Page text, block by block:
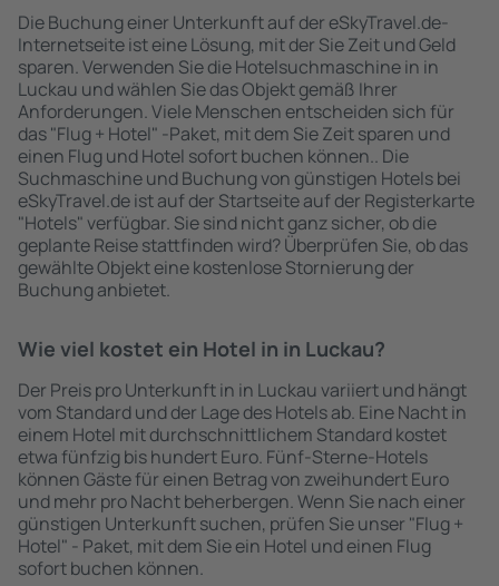
Die Buchung einer Unterkunft auf der eSkyTravel.de-
Internetseite ist eine Lösung, mit der Sie Zeit und Geld
sparen. Verwenden Sie die Hotelsuchmaschine in in
Luckau und wählen Sie das Objekt gemäß Ihrer
Anforderungen. Viele Menschen entscheiden sich für
das "Flug + Hotel" -Paket, mit dem Sie Zeit sparen und
einen Flug und Hotel sofort buchen können.. Die
Suchmaschine und Buchung von günstigen Hotels bei
eSkyTravel.de ist auf der Startseite auf der Registerkarte
"Hotels" verfügbar. Sie sind nicht ganz sicher, ob die
geplante Reise stattfinden wird? Überprüfen Sie, ob das
gewählte Objekt eine kostenlose Stornierung der
Buchung anbietet.
Wie viel kostet ein Hotel in in Luckau?
Der Preis pro Unterkunft in in Luckau variiert und hängt
vom Standard und der Lage des Hotels ab. Eine Nacht in
einem Hotel mit durchschnittlichem Standard kostet
etwa fünfzig bis hundert Euro. Fünf-Sterne-Hotels
können Gäste für einen Betrag von zweihundert Euro
und mehr pro Nacht beherbergen. Wenn Sie nach einer
günstigen Unterkunft suchen, prüfen Sie unser "Flug +
Hotel" - Paket, mit dem Sie ein Hotel und einen Flug
sofort buchen können.